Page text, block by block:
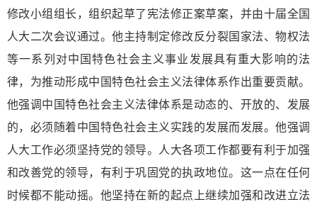
修改小组组长，组织起草了宪法修正案草案，并由十届全国
人大二次会议通过。他主持制定修改反分裂国家法、物权法
等一系列对中国特色社会主义事业发展具有重大影响的法
律，为推动形成中国特色社会主义法律体系作出重要贡献。
他强调中国特色社会主义法律体系是动态的、开放的、发展
的，必须随着中国特色社会主义实践的发展而发展。他强调
人大工作必须坚持党的领导。人大各项工作都要有利于加强
和改善党的领导，有利于巩固党的执政地位。这一点在任何
时候都不能动摇。他坚持在新的起点上继续加强和改进立法